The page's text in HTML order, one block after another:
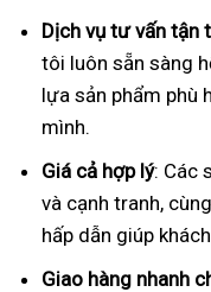
Dịch vụ tư vấn tận
tôi luôn sẵn sàng
lựa sản phẩm phù
mình.
Giá cả hợp lý: Các
và cạnh tranh,
hấp dẫn giúp
Giao hàng nhanh